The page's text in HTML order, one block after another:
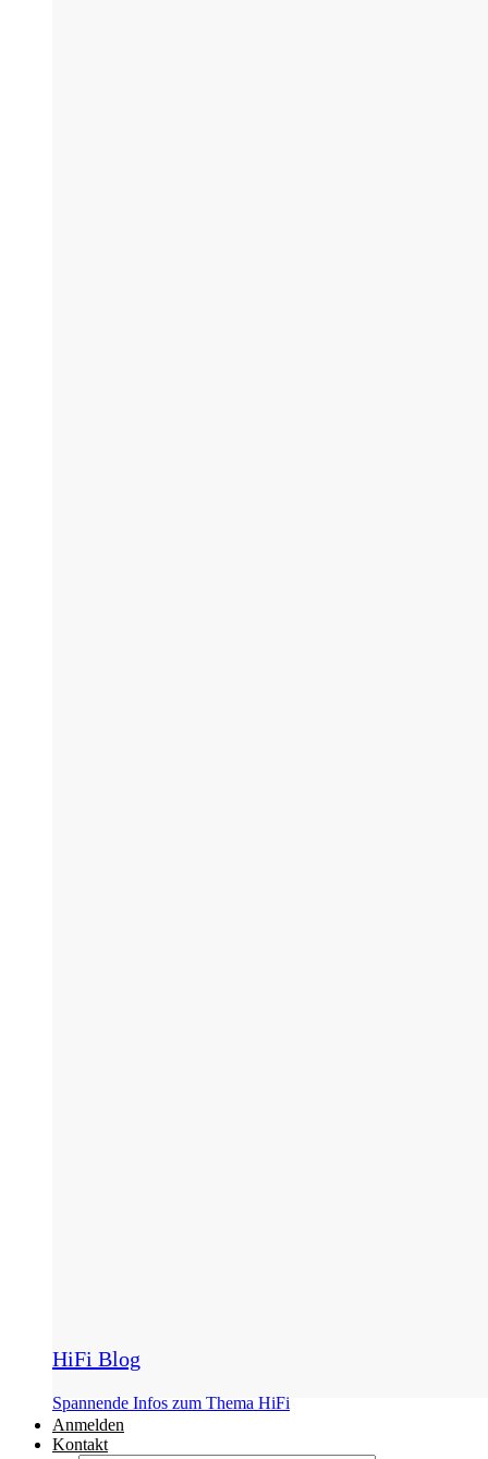
HiFi Blog
Spannende Infos zum Thema HiFi
Anmelden
Kontakt